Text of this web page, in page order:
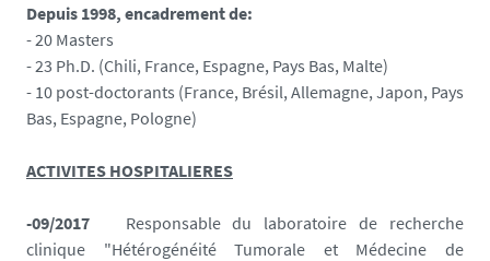
Depuis 1998, encadrement de:
- 20 Masters
- 23 Ph.D. (Chili, France, Espagne, Pays Bas, Malte)
- 10 post-doctorants (France, Brésil, Allemagne, Japon, Pays
Bas, Espagne, Pologne)
ACTIVITES HOSPITALIERES
-09/2017
Responsable du laboratoire de recherche
clinique "Hétérogénéité Tumorale et Médecine de